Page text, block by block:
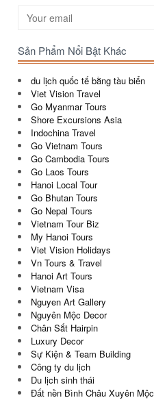
Sản Phẩm Nổi Bật Khác
du lịch quốc tế bằng tàu biển
Viet Vision Travel
Go Myanmar Tours
Shore Excursions Asia
Indochina Travel
Go Vietnam Tours
Go Cambodia Tours
Go Laos Tours
Hanoi Local Tour
Go Bhutan Tours
Go Nepal Tours
Vietnam Tour Biz
My Hanoi Tours
Viet Vision Holidays
Vn Tours & Travel
Hanoi Art Tours
Vietnam Visa
Nguyen Art Gallery
Nguyên Mộc Decor
Chân Sắt Hairpin
Luxury Decor
Sự Kiện & Team Building
Công ty du lịch
Du lịch sinh thái
Đất nền Bình Châu Xuyên Mộc